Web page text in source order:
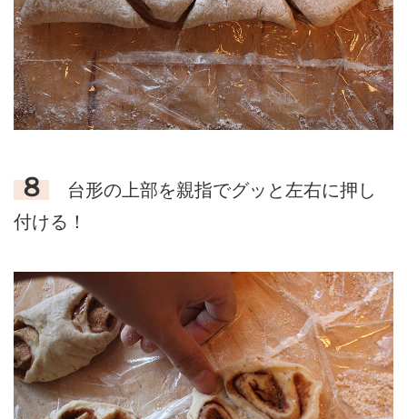
８
台形の上部を親指でグッと左右に押し
付ける！